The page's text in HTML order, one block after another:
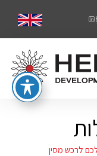
לרכש מסין